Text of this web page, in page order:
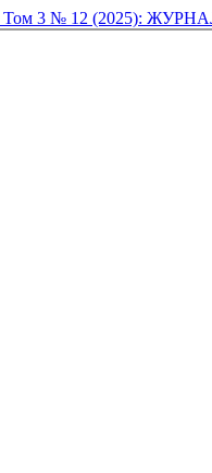
Том 3 № 12 (2025):